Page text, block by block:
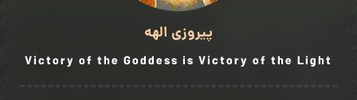
پیروزی الهه
Victory of the Goddess is Victory of the Light